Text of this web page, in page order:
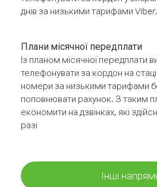
днів за низькими тарифами Viber.
Плани місячної передплати
Із планом місячної передплати
телефонувати за кордон на
номери за низькими тарифами
поповнювати рахунок. З таким
економити на дзвінках, які
разі
Інші